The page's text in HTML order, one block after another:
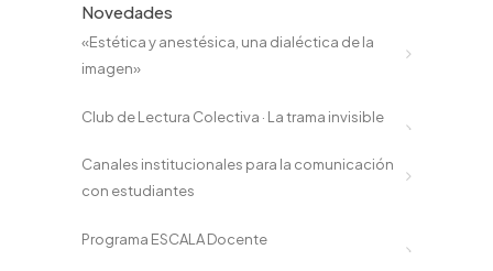
Novedades
«Estética y anestésica, una dialéctica de la
imagen»
Club de Lectura Colectiva · La trama invisible
Canales institucionales para la comunicación
con estudiantes
Programa ESCALA Docente